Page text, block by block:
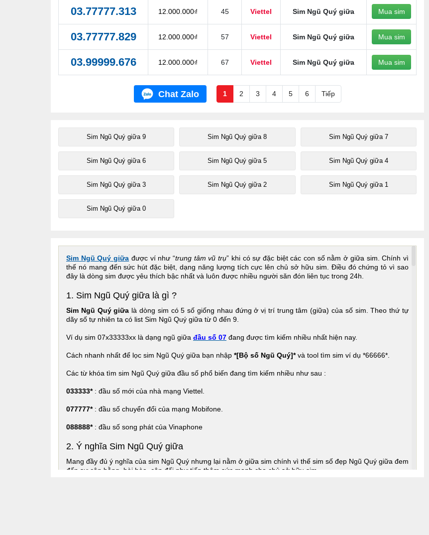
03.77777.313 12.000.000₫ 45 Viettel Sim Ngũ Quý giữa Mua sim
03.77777.829 12.000.000₫ 57 Viettel Sim Ngũ Quý giữa Mua sim
03.99999.676 12.000.000₫ 67 Viettel Sim Ngũ Quý giữa Mua sim
Chat Zalo 1 2 3 4 5 6 Tiếp
Sim Ngũ Quý giữa 9 Sim Ngũ Quý giữa 8 Sim Ngũ Quý giữa 7
Sim Ngũ Quý giữa 6 Sim Ngũ Quý giữa 5 Sim Ngũ Quý giữa 4
Sim Ngũ Quý giữa 3 Sim Ngũ Quý giữa 2 Sim Ngũ Quý giữa 1
Sim Ngũ Quý giữa 0
Sim Ngũ Quý giữa được ví như “trung tâm vũ trụ” khi có sự đặc biệt các con số nằm ở giữa sim. Chính vì
thế nó mang đến sức hút đặc biệt, dạng năng lượng tích cực lên chủ sở hữu sim. Điều đó chứng tỏ vì sao
đây là dòng sim được yêu thích bậc nhất và luôn được nhiều người săn đón liên tục trong 24h.
1. Sim Ngũ Quý giữa là gì ?
Sim Ngũ Quý giữa là dòng sim có 5 số giống nhau đứng ở vị trí trung tâm (giữa) của số sim. Theo thứ tự
dãy số tự nhiên ta có list Sim Ngũ Quý giữa từ 0 đến 9.
Ví dụ sim 07x33333xx là dạng ngũ giữa đầu số 07 đang được tìm kiếm nhiều nhất hiện nay.
Cách nhanh nhất để lọc sim Ngũ Quý giữa bạn nhập *[Bộ số Ngũ Quý]*và tool tìm sim ví dụ *66666*.
Các từ khóa tìm sim Ngũ Quý giữa đầu số phổ biến đang tìm kiếm nhiều như sau :
033333*: đầu số mới của nhà mạng Viettel.
077777*: đầu số chuyển đổi của mạng Mobifone.
088888* : đầu số song phát của Vinaphone
2. Ý nghĩa Sim Ngũ Quý giữa
Mang đầy đủ ý nghĩa của sim Ngũ Quý nhưng lại nằm ở giữa sim chính vì thế sim số đẹp Ngũ Quý giữa đem
đến sự cân bằng, hài hòa, cân đối như tiếp thêm sức mạnh cho chủ sở hữu sim.